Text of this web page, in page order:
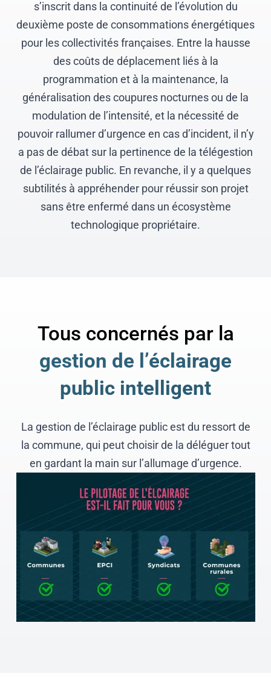
s’inscrit dans la continuité de l’évolution du
deuxième poste de consommations énergétiques
pour les collectivités françaises. Entre la hausse
des coûts de déplacement liés à la
programmation et à la maintenance, la
généralisation des coupures nocturnes ou de la
modulation de l’intensité, et la nécessité de
pouvoir rallumer d’urgence en cas d’incident, il n’y
a pas de débat sur la pertinence de la télégestion
de l’éclairage public. En revanche, il y a quelques
subtilités à appréhender pour réussir son projet
sans être enfermé dans un écosystème
technologique propriétaire.
Tous concernés par la
gestion de l’éclairage
public intelligent
La gestion de l’éclairage public est du ressort de
la commune, qui peut choisir de la déléguer tout
en gardant la main sur l’allumage d’urgence.